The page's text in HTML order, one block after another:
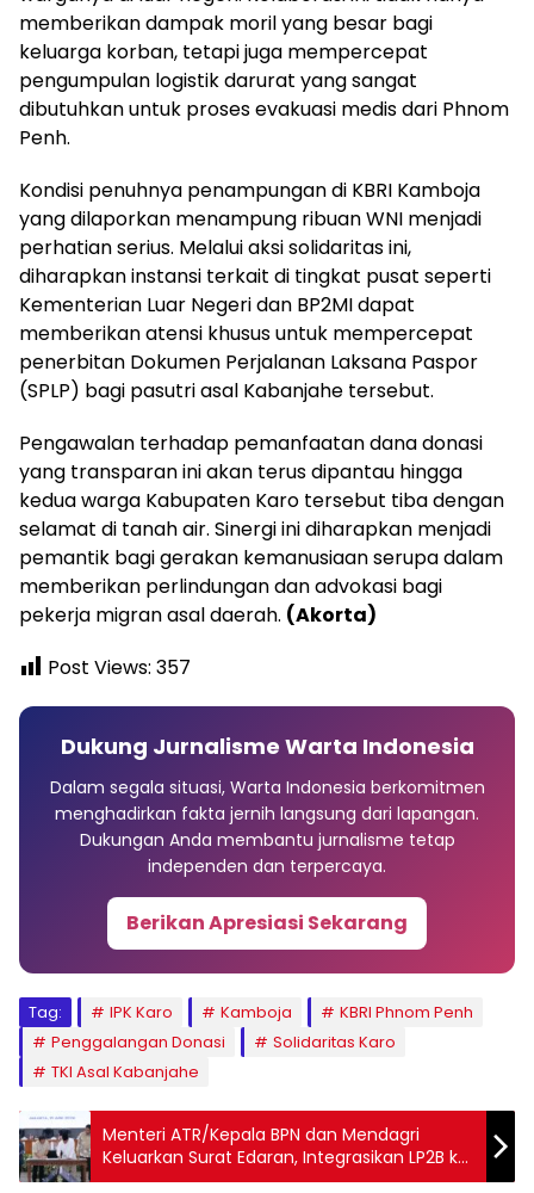
memberikan dampak moril yang besar bagi
keluarga korban, tetapi juga mempercepat
pengumpulan logistik darurat yang sangat
dibutuhkan untuk proses evakuasi medis dari Phnom
Penh.
Kondisi penuhnya penampungan di KBRI Kamboja
yang dilaporkan menampung ribuan WNI menjadi
perhatian serius. Melalui aksi solidaritas ini,
diharapkan instansi terkait di tingkat pusat seperti
Kementerian Luar Negeri dan BP2MI dapat
memberikan atensi khusus untuk mempercepat
penerbitan Dokumen Perjalanan Laksana Paspor
(SPLP) bagi pasutri asal Kabanjahe tersebut.
Pengawalan terhadap pemanfaatan dana donasi
yang transparan ini akan terus dipantau hingga
kedua warga Kabupaten Karo tersebut tiba dengan
selamat di tanah air. Sinergi ini diharapkan menjadi
pemantik bagi gerakan kemanusiaan serupa dalam
memberikan perlindungan dan advokasi bagi
pekerja migran asal daerah. (Akorta)
Post Views: 357
Dukung Jurnalisme Warta Indonesia
Dalam segala situasi, Warta Indonesia berkomitmen
menghadirkan fakta jernih langsung dari lapangan.
Dukungan Anda membantu jurnalisme tetap
independen dan terpercaya.
Berikan Apresiasi Sekarang
Tag: IPK Karo Kamboja
KBRI Phnom Penh
Penggalangan Donasi
Solidaritas Karo
TKI Asal Kabanjahe
Menteri ATR/Kepala BPN dan Mendagri
Keluarkan Surat Edaran, Integrasikan LP2B ke
Dalam RTRW dan RDTR